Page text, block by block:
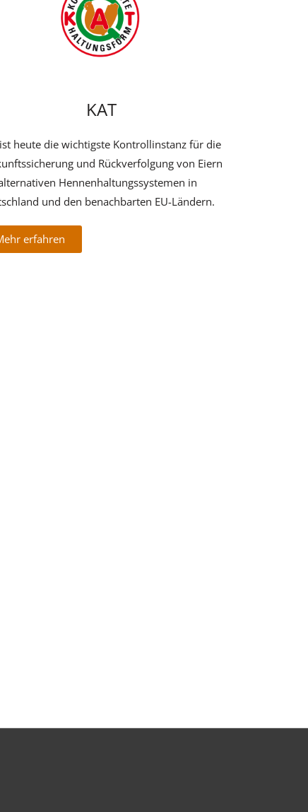
KAT
ist heute die wichtigste Kontrollinstanz für die
und Rückverfolgung von Eiern
Hennenhaltungssystemen in
und den benachbarten EU-Ländern.
erfahren